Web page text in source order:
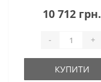
10 712 грн.
- +
КУПИТИ